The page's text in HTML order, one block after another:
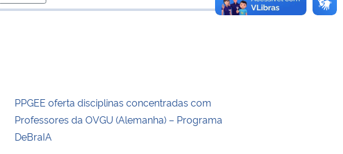
para área de transferência
PPGEE oferta disciplinas concentradas com
Professores da OVGU (Alemanha) – Programa
DeBraIA